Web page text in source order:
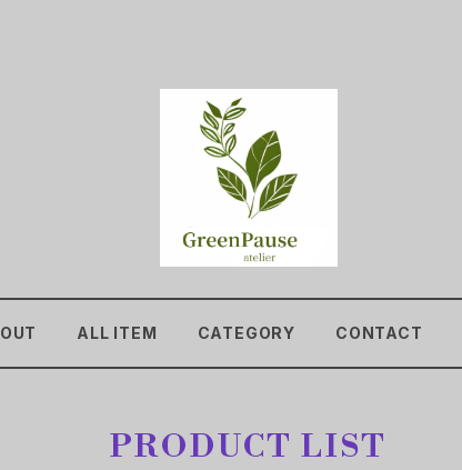
ALL ITEM CATEGORY CONTACT
PRODUCT LIST